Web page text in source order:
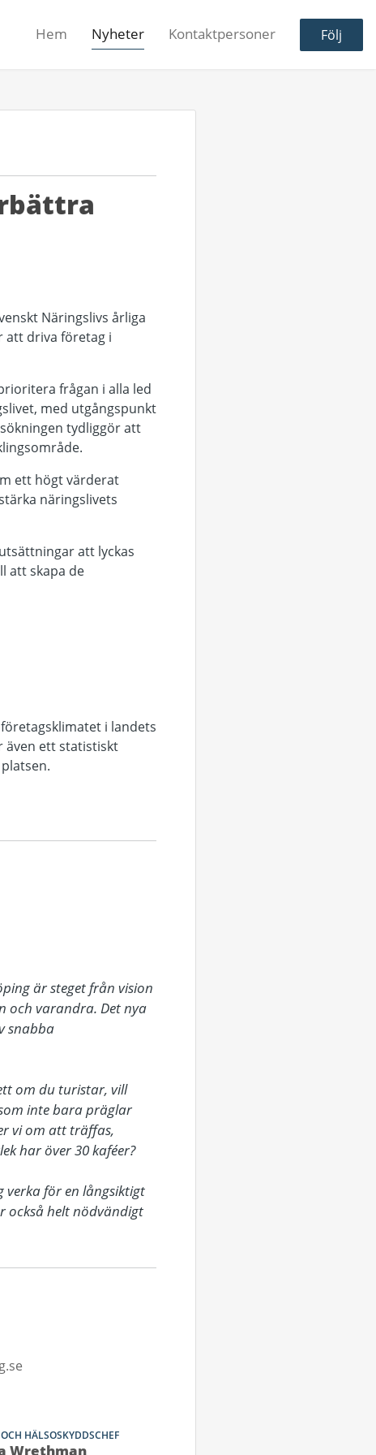
Hem Nyheter Kontaktpersoner Följ
Näringslivs årliga
att driva företag i
frågan i alla led
med utgångspunkt
tydliggör att
ett högt värderat
näringslivets
att lyckas
att skapa de
i landets
även ett statistiskt
är steget från vision
och varandra. Det nya
snabba
om du turistar, vill
inte bara präglar
vi om att träffas,
har över 30 kaféer?
verka för en långsiktigt
också helt nödvändigt
HÄLSOSKYDDSCHEF
Wrethman